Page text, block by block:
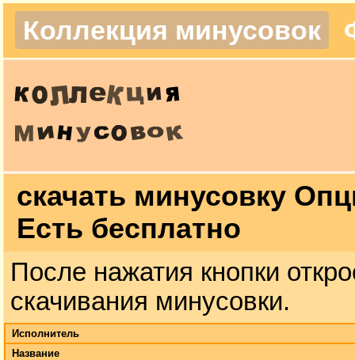
Коллекция минусовок
скачать минусовку
Есть бесплатно
После нажатия кнопки
скачивания минусовки.
Исполнитель
Название